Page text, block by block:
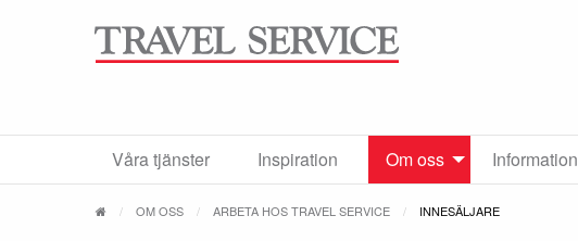
Våra tjänster Inspiration Om oss Information
OM OSS ARBETA HOS TRAVEL SERVICE INNESÄLJARE